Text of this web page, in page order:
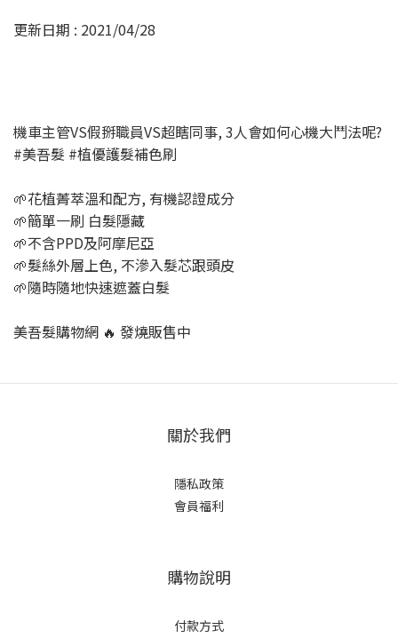
更新日期 : 2021/04/28
機車主管VS假掰職員VS超瞎同事, 3人會如何心機大鬥法呢?
#美吾髮​​​​ #植優護髮補色刷​​​​
🌱花植菁萃溫和配方, 有機認證成分
🌱簡單一刷 白髮隱藏
🌱不含PPD及阿摩尼亞
🌱髮絲外層上色, 不滲入髮芯跟頭皮
🌱隨時隨地快速遮蓋白髮
美吾髮購物網 🔥 發燒販售中
關於我們
隱私政策
會員福利
購物說明
付款方式